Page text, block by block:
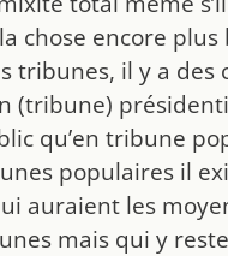
chose encore plus
tribunes, il y a des
(tribune)
qu’en tribune
populaires il
auraient les
mais qui y